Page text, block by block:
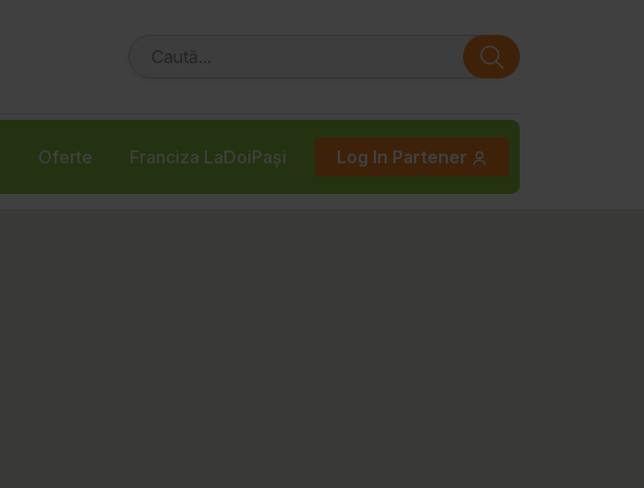
Oferte Franciza LaDoiPași Log In Partener